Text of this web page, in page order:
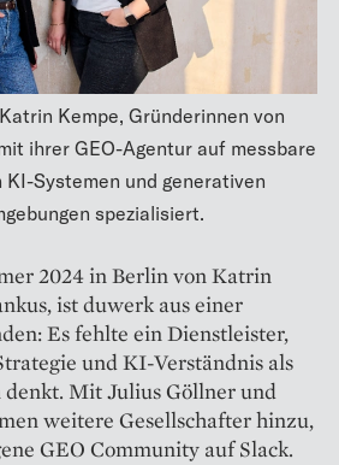
Kempe, Gründerinnen von
ihrer GEO-Agentur auf messbare
Systemen und generativen
spezialisiert.
2024 in Berlin von Katrin
ist duwerk aus einer
Es fehlte ein Dienstleister,
und KI-Verständnis als
denkt. Mit Julius Göllner und
weitere Gesellschafter hinzu,
GEO Community auf Slack.